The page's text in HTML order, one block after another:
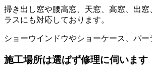
掃き出し窓や腰高窓、天窓、高窓、出
ラスにも対応しております。
ショーウインドウやショーケース、パ
施工場所は選ばず修理に伺います